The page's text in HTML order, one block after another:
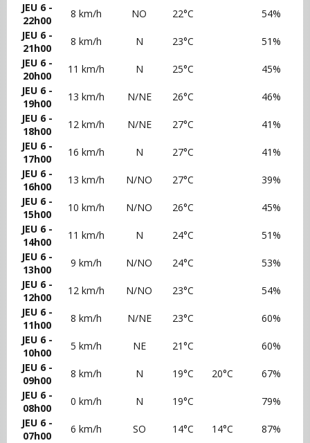
JEU 6 -
22h00
8 km/h NO 22°C
54%
JEU 6 -
21h00
8 km/h N 23°C
51%
JEU 6 -
20h00
11 km/h N 25°C
45%
JEU 6 -
19h00
13 km/h N/NE 26°C
46%
JEU 6 -
18h00
12 km/h N/NE 27°C
41%
JEU 6 -
17h00
16 km/h N 27°C
41%
JEU 6 -
16h00
13 km/h N/NO 27°C
39%
JEU 6 -
15h00
10 km/h N/NO 26°C
45%
JEU 6 -
14h00
11 km/h N 24°C
51%
JEU 6 -
13h00
9 km/h N/NO 24°C
53%
JEU 6 -
12h00
12 km/h N/NO 23°C
54%
JEU 6 -
11h00
8 km/h N/NE 23°C
60%
JEU 6 -
10h00
5 km/h NE 21°C
60%
JEU 6 -
09h00
8 km/h N 19°C 20°C
67%
JEU 6 -
08h00
0 km/h N 19°C
79%
JEU 6 -
07h00
6 km/h SO 14°C 14°C
87%